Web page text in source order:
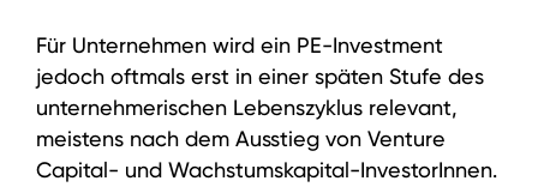
Für Unternehmen wird ein PE-Investment
jedoch oftmals erst in einer späten Stufe des
unternehmerischen Lebenszyklus relevant,
meistens nach dem Ausstieg von Venture
Capital- und Wachstumskapital-InvestorInnen.